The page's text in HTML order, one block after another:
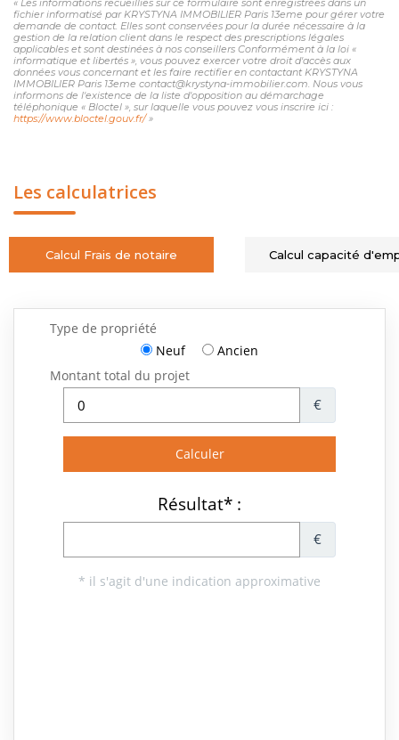
fichier informatisé par KRYSTYNA IMMOBILIER Paris 13eme pour gérer votre
demande de contact. Elles sont conservées pour la durée nécessaire à la
gestion de la relation client dans le respect des prescriptions légales
applicables et sont destinées à nos conseillers Conformément à la loi «
informatique et libertés », vous pouvez exercer votre droit d'accès aux
données vous concernant et les faire rectifier en contactant KRYSTYNA
IMMOBILIER Paris 13eme contact@krystyna-immobilier.com. Nous vous
informons de l'existence de la liste d'opposition au démarchage
téléphonique « Bloctel », sur laquelle vous pouvez vous inscrire ici :
https://www.bloctel.gouv.fr/»
Les calculatrices
Calcul Frais de notaire Calcul capacité